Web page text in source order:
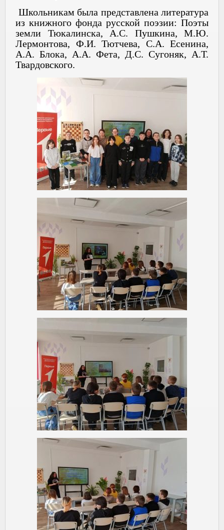
Школьникам была представлена литература
из книжного фонда русской поэзии: Поэты
земли Тюкалинска, А.С. Пушкина, М.Ю.
Лермонтова, Ф.И. Тютчева, С.А. Есенина,
А.А. Блока, А.А. Фета, Д.С. Сугоняк, А.Т.
Твардовского.